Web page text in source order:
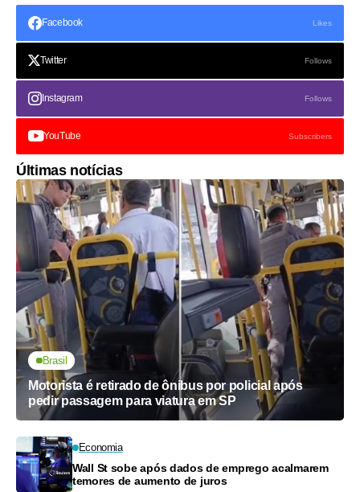
Facebook Likes
Twitter Follows
Instagram Follows
YouTube Subscribers
Últimas notícias
Brasil
Motorista é retirado de ônibus por policial após
pedir passagem para viatura em SP
Economia
Wall St sobe após dados de emprego acalmarem
temores de aumento de juros